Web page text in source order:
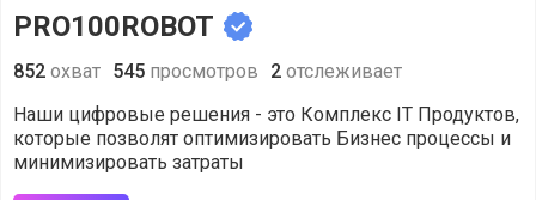
PRO100ROBOT
852 охват 545 просмотров 2 отслеживает
Наши цифровые решения - это Комплекс IT Продуктов,
которые позволят оптимизировать Бизнес процессы и
минимизировать затраты